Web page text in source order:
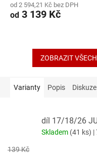
produktu
je
hvězdiček.
od 2 594,21 Kč bez DPH
od 3 139 Kč
ZOBRAZIT
Varianty Popis Diskuze
díl 17/18/26
Skladem (41 ks) |
139 Kč